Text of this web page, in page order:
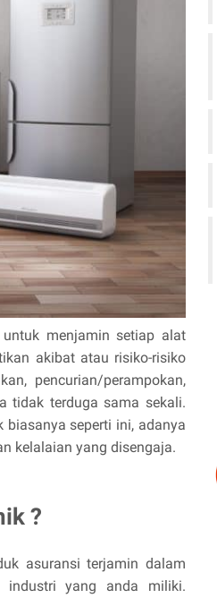
menjamin setiap alat
akibat atau risiko-risiko
pencurian/perampokan,
tidak terduga sama sekali.
seperti ini, adanya
kelalaian yang disengaja.
?
asuransi terjamin dalam
industri yang anda miliki.